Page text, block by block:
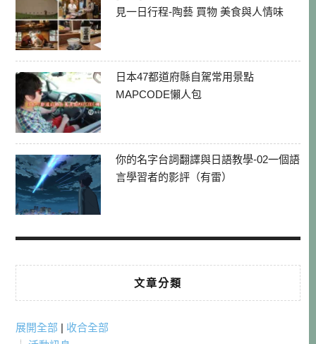
見一日行程-陶藝 買物 美食與人情味
日本47都道府縣自駕常用景點
MAPCODE懶人包
你的名字台詞翻譯與日語教學-02一個語
言學習者的影評（有雷）
文章分類
展開全部 | 收合全部